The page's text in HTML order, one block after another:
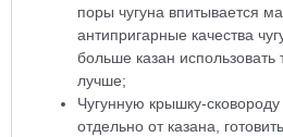
поры чугуна впитывается
антипригарные качества
больше казан использовать
лучше;
Чугунную крышку-
отдельно от казана,